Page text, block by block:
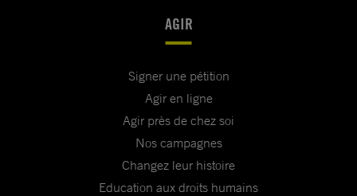
AGIR
Signer une pétition
Agir en ligne
Agir près de chez soi
Nos campagnes
Changez leur histoire
Education aux droits humains